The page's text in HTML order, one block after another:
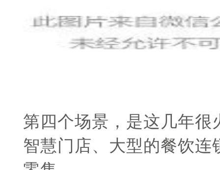
第四个场景，是这几年
智慧门店、大型的餐饮